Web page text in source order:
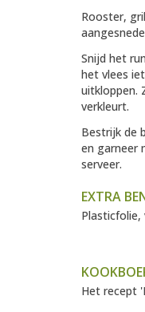
Rooster,
Snijd het
het vlees
uitkloppen.
verkleurt.
Bestrijk de
en garneer
serveer.
EXTRA
Plasticfolie,
Het recept